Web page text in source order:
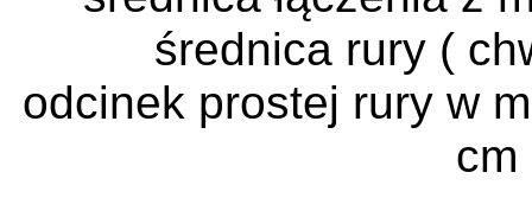
średnica rury (
odcinek prostej rury w
cm